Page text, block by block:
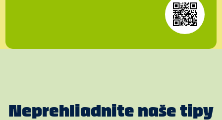
Neprehliadnite naše tipy